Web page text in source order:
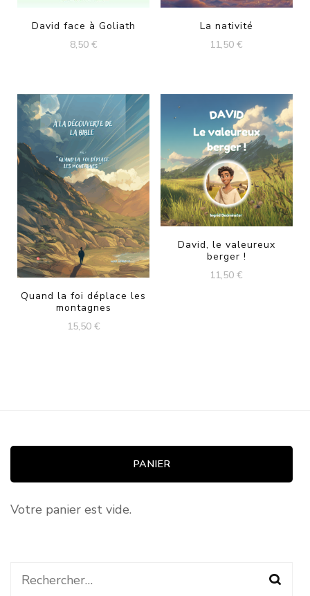
David face à Goliath
8,50 €
La nativité
11,50€
Quand la foi déplace les
montagnes
15,50 €
David, le valeureux
berger !
11,50€
PANIER
Votre panier est vide.
Rechercher :